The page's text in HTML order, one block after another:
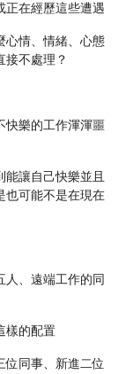
正在經歷這些遭遇
心情、情緒、心態
接不處理？
快樂的工作渾渾噩
讓自己快樂並且
也可能不是在現在
人、遠端工作的同
樣的配置
位同事、新進二位